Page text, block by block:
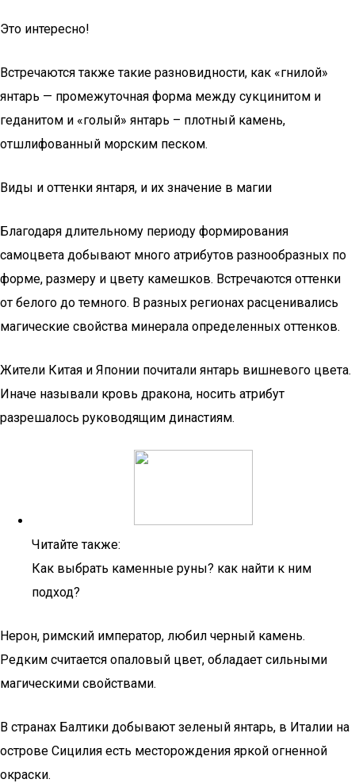
Это интересно!
Встречаются также такие разновидности, как «гнилой»
янтарь — промежуточная форма между сукцинитом и
геданитом и «голый» янтарь – плотный камень,
отшлифованный морским песком.
Виды и оттенки янтаря, и их значение в магии
Благодаря длительному периоду формирования
самоцвета добывают много атрибутов разнообразных по
форме, размеру и цвету камешков. Встречаются оттенки
от белого до темного. В разных регионах расценивались
магические свойства минерала определенных оттенков.
Жители Китая и Японии почитали янтарь вишневого цвета.
Иначе называли кровь дракона, носить атрибут
разрешалось руководящим династиям.
Читайте также:
Как выбрать каменные руны? как найти к ним
подход?
Нерон, римский император, любил черный камень.
Редким считается опаловый цвет, обладает сильными
магическими свойствами.
В странах Балтики добывают зеленый янтарь, в Италии на
острове Сицилия есть месторождения яркой огненной
окраски.